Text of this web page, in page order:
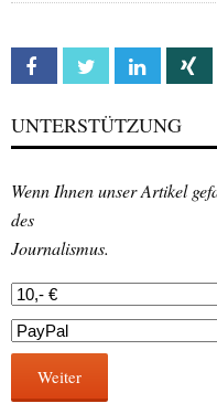
Facebook Twitter Linkedin
UNTERSTÜTZUNG
Wenn Ihnen unser Artikel
des
Journalismus.
Weiter